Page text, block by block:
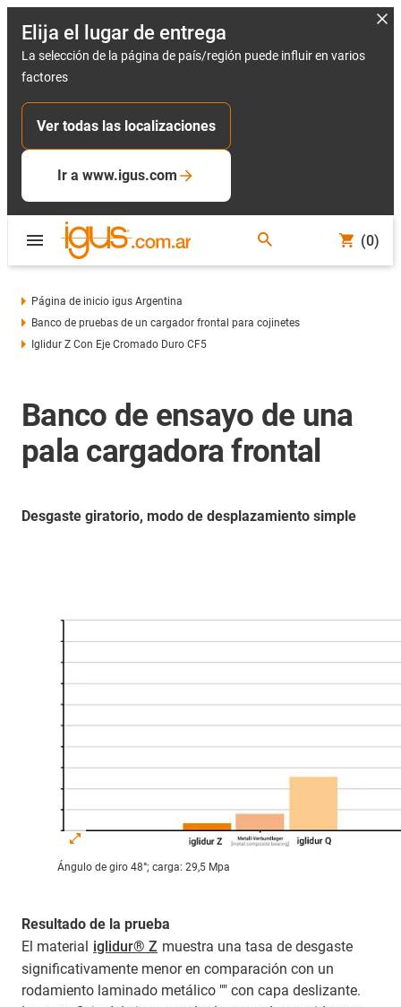
Elija el lugar de entrega
La selección de la página de país/región puede influir en varios
factores
Ver todas las localizaciones
Ir a www.igus.com
(0)
Página de inicio igus Argentina
Banco de pruebas de un cargador frontal para cojinetes
Iglidur Z Con Eje Cromado Duro CF5
Banco de ensayo de una
pala cargadora frontal
Desgaste giratorio, modo de desplazamiento simple
Ángulo de giro 48°; carga: 29,5 Mpa
Resultado de la prueba
El material iglidur® Z muestra una tasa de desgaste
significativamente menor en comparación con un
rodamiento laminado metálico "" con capa deslizante.